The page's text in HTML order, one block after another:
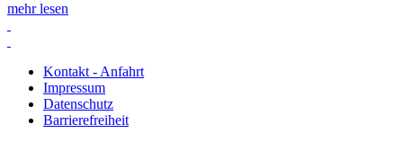
mehr lesen
Kontakt - Anfahrt
Impressum
Datenschutz
Barrierefreiheit